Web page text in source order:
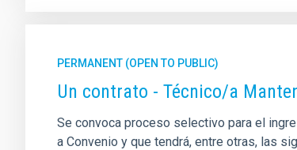
PERMANENT (OPEN TO PUBLIC)
Un contrato - Técnico/a
Se convoca proceso selectivo para el
a Convenio y que tendrá, entre otras, las